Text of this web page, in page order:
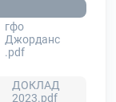
гфо
Джорданс
.pdf
ДОКЛАД
2023.pdf